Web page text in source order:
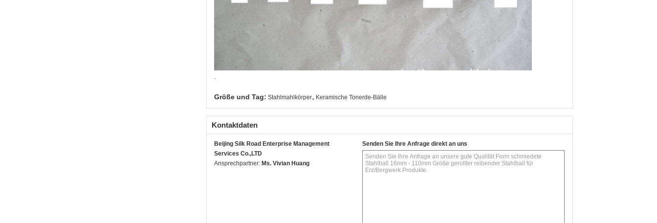
Größe und Tag: Stahlmahlkörper, Keramische Tonerde-Bälle
Kontaktdaten
Beijing Silk Road Enterprise Management
Services Co.,LTD
Ansprechpartner: Ms. Vivian Huang
Senden Sie Ihre Anfrage direkt an uns